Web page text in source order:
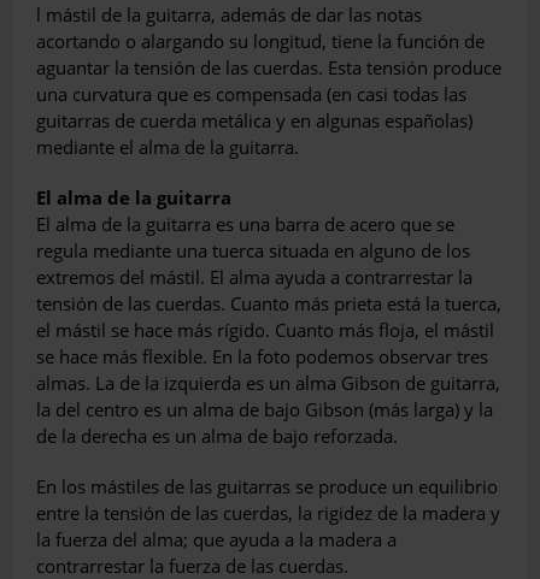
l mástil de la guitarra, además de dar las notas
acortando o alargando su longitud, tiene la función de
aguantar la tensión de las cuerdas. Esta tensión produce
una curvatura que es compensada (en casi todas las
guitarras de cuerda metálica y en algunas españolas)
mediante el alma de la guitarra.
El alma de la guitarra
El alma de la guitarra es una barra de acero que se
regula mediante una tuerca situada en alguno de los
extremos del mástil. El alma ayuda a contrarrestar la
tensión de las cuerdas. Cuanto más prieta está la tuerca,
el mástil se hace más rígido. Cuanto más floja, el mástil
se hace más flexible. En la foto podemos observar tres
almas. La de la izquierda es un alma Gibson de guitarra,
la del centro es un alma de bajo Gibson (más larga) y la
de la derecha es un alma de bajo reforzada.
En los mástiles de las guitarras se produce un equilibrio
entre la tensión de las cuerdas, la rigidez de la madera y
la fuerza del alma; que ayuda a la madera a
contrarrestar la fuerza de las cuerdas.